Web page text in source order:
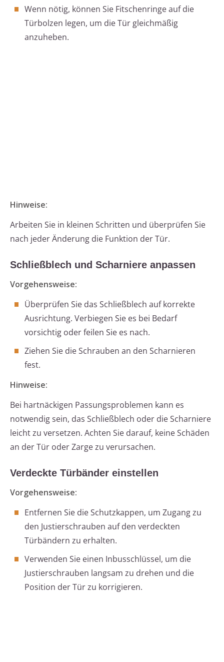
Wenn nötig, können Sie Fitschenringe auf die
Türbolzen legen, um die Tür gleichmäßig
anzuheben.
Hinweise:
Arbeiten Sie in kleinen Schritten und überprüfen Sie
nach jeder Änderung die Funktion der Tür.
Schließblech und Scharniere anpassen
Vorgehensweise:
Überprüfen Sie das Schließblech auf korrekte
Ausrichtung. Verbiegen Sie es bei Bedarf
vorsichtig oder feilen Sie es nach.
Ziehen Sie die Schrauben an den Scharnieren
fest.
Hinweise:
Bei hartnäckigen Passungsproblemen kann es
notwendig sein, das Schließblech oder die Scharniere
leicht zu versetzen. Achten Sie darauf, keine Schäden
an der Tür oder Zarge zu verursachen.
Verdeckte Türbänder einstellen
Vorgehensweise:
Entfernen Sie die Schutzkappen, um Zugang zu
den Justierschrauben auf den verdeckten
Türbändern zu erhalten.
Verwenden Sie einen Inbusschlüssel, um die
Justierschrauben langsam zu drehen und die
Position der Tür zu korrigieren.